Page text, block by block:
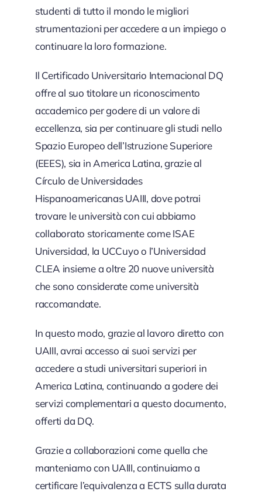
studenti di tutto il mondo le migliori
strumentazioni per accedere a un impiego o
continuare la loro formazione.
Il Certificado Universitario Internacional DQ
offre al suo titolare un riconoscimento
accademico per godere di un valore di
eccellenza, sia per continuare gli studi nello
Spazio Europeo dell’Istruzione Superiore
(EEES), sia in America Latina, grazie al
Círculo de Universidades
Hispanoamericanas UAIII, dove potrai
trovare le università con cui abbiamo
collaborato storicamente come ISAE
Universidad, la UCCuyo o l’Universidad
CLEA insieme a oltre 20 nuove università
che sono considerate come università
raccomandate.
In questo modo, grazie al lavoro diretto con
UAIII, avrai accesso ai suoi servizi per
accedere a studi universitari superiori in
America Latina, continuando a godere dei
servizi complementari a questo documento,
offerti da DQ.
Grazie a collaborazioni come quella che
manteniamo con UAIII, continuiamo a
certificare l’equivalenza a ECTS sulla durata